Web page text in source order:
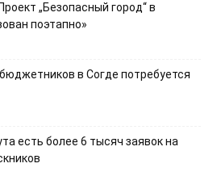
„Безопасный город“ в
поэтапно»
в Согде потребуется
есть более 6 тысяч заявок на